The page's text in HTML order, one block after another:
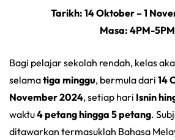
Tarikh: 14 Oktober – 1
Masa: 4PM-5PM
Bagi pelajar sekolah rendah, kelas
selamatiga minggu, bermula dari 14
November 2024, setiap hari Isnin
waktu4 petang hingga 5 petang.
ditawarkan termasuklah Bahasa